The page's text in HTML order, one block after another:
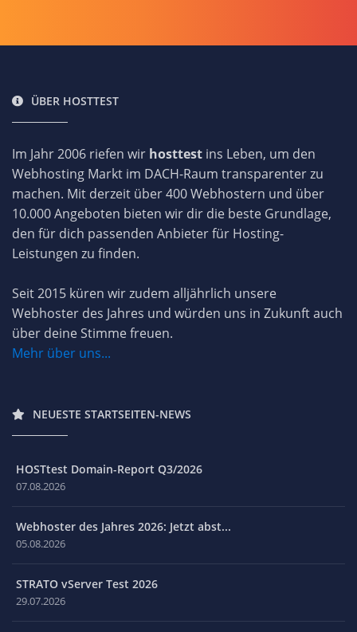
ÜBER HOSTTEST
Im Jahr 2006 riefen wir hosttest ins Leben, um den
Webhosting Markt im DACH-Raum transparenter zu
machen. Mit derzeit über 400 Webhostern und über
10.000 Angeboten bieten wir dir die beste Grundlage,
den für dich passenden Anbieter für Hosting-
Leistungen zu finden.
Seit 2015 küren wir zudem alljährlich unsere
Webhoster des Jahres und würden uns in Zukunft auch
über deine Stimme freuen.
Mehr über uns...
NEUESTE STARTSEITEN-NEWS
HOSTtest Domain-Report Q3/2026
07.08.2026
Webhoster des Jahres 2026: Jetzt abst...
05.08.2026
STRATO vServer Test 2026
29.07.2026